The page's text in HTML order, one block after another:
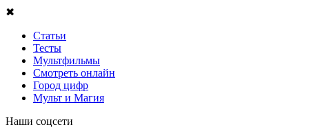
✖
Статьи
Тесты
Мультфильмы
Смотреть онлайн
Город цифр
Мульт и Магия
Наши соцсети